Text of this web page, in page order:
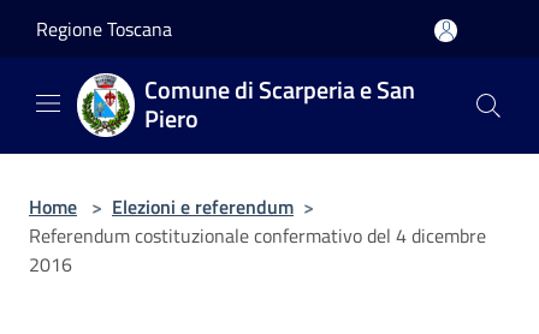
Regione Toscana
Comune di Scarperia e San
Piero
Home > Elezioni e referendum >
Referendum costituzionale confermativo del 4 dicembre
2016